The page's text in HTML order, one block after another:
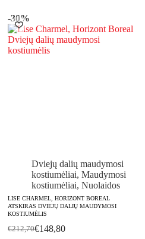
€142,20
-30%
Dviejų dalių maudymosi
kostiumėliai,Maudymosi
kostiumėliai,Nuolaidos
LISE CHARMEL, HORIZONT BOREAL
ATSKIRAS DVIEJŲ DALIŲ MAUDYMOSI
KOSTIUMĖLIS
€212,70Original
€148,80
Current